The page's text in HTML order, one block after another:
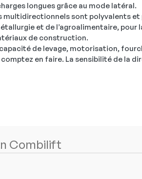
longues grâce au mode latéral.
multidirectionnels sont polyvalents
et de l’agroalimentaire, pour
de construction.
de levage, motorisation,
comptez en faire. La sensibilité de la
Combilift